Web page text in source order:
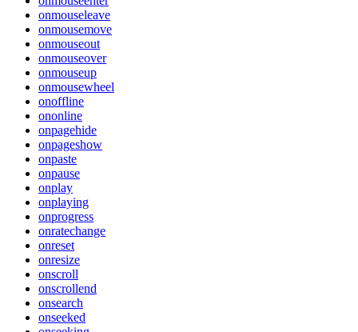
onmouseleave
onmousemove
onmouseout
onmouseover
onmouseup
onmousewheel
onoffline
ononline
onpagehide
onpageshow
onpaste
onpause
onplay
onplaying
onprogress
onratechange
onreset
onresize
onscroll
onscrollend
onsearch
onseeked